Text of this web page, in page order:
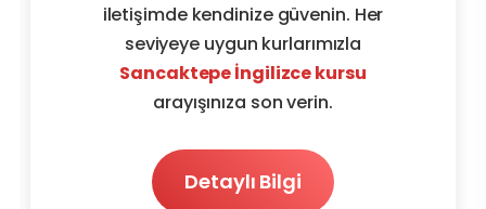
iletişimde kendinize güvenin. Her
seviyeye uygun kurlarımızla
Sancaktepe İngilizce kursu
arayışınıza son verin.
Detaylı Bilgi